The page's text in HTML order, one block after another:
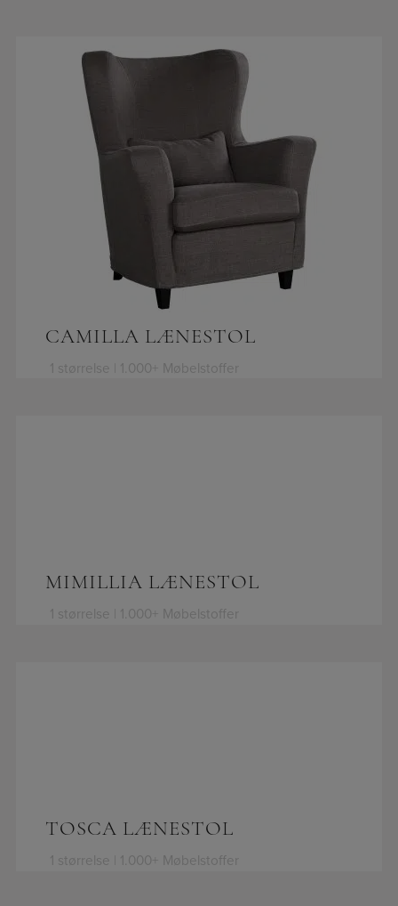
CAMILLA LÆNESTOL
1 størrelse | 1.000+ Møbelstoffer
MIMILLIA LÆNESTOL
1 størrelse | 1.000+ Møbelstoffer
TOSCA LÆNESTOL
1 størrelse | 1.000+ Møbelstoffer